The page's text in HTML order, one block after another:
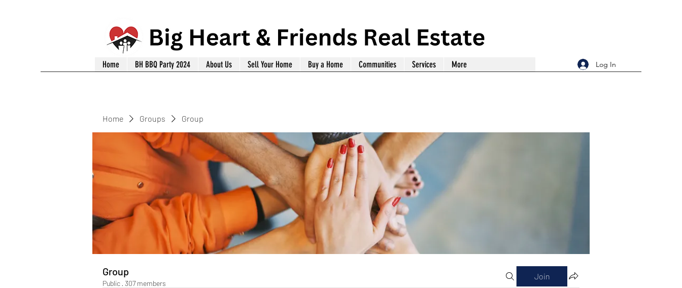
Log In
Home BH BBQ Party 2024 About Us Sell Your Home Buy a Home Communities Services More
Home Groups Group
Group
Public · 307 members
Join